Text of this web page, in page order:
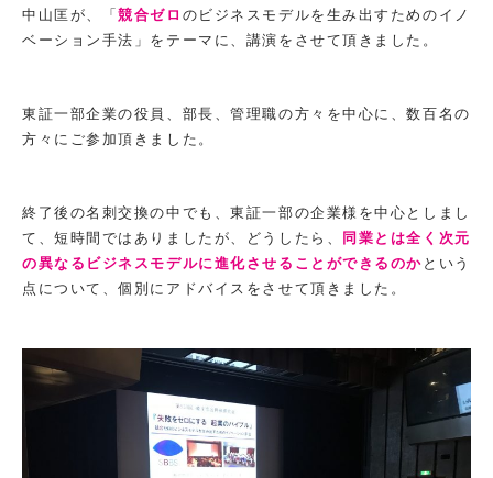
中山匡が、「競合ゼロ のビジネスモデルを生み出すためのイノ
ベーション手法」をテーマに、講演をさせて頂きました。
東証一部企業の役員、部長、管理職の方々を中心に、数百名の
方々にご参加頂きました。
終了後の名刺交換の中でも、東証一部の企業様を中心としまし
て、短時間ではありましたが、どうしたら、 同業とは全く次元
の異なるビジネスモデルに進化させることができるのか という
点について、個別にアドバイスをさせて頂きました。